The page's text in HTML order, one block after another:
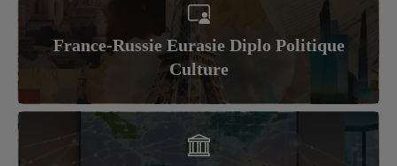
France-Russie Eurasie Diplo Politique
Culture